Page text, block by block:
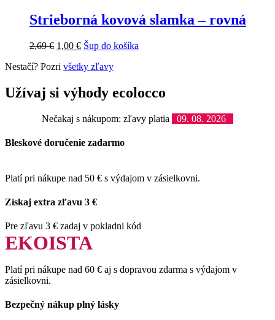
Strieborná kovová slamka – rovná
2,69€ 1,00 € Šup do košíka
Nestačí? Pozri všetky zľavy
Užívaj si výhody ecolocco
Nečakaj s nákupom: zľavy platia 09. 08. 2026
Bleskové doručenie zadarmo
Platí pri nákupe nad 50 € s výdajom v zásielkovni.
Získaj extra zľavu 3 €
Pre zľavu 3 € zadaj v pokladni kód
EKOISTA
Platí pri nákupe nad 60 € aj s dopravou zdarma s výdajom v
zásielkovni.
Bezpečný nákup plný lásky